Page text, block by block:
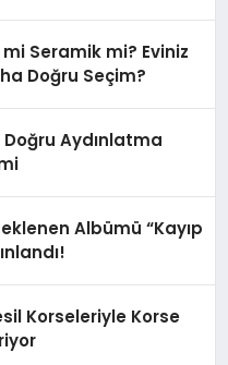
Seramik mi? Eviniz
Doğru Seçim?
Aydınlatma
Albümü “Kayıp
Korseleriyle Korse